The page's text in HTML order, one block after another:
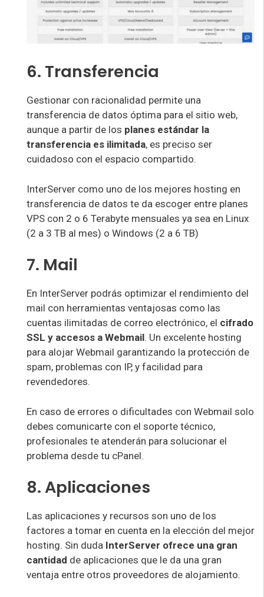
6. Transferencia
Gestionar con racionalidad permite una
transferencia de datos óptima para el sitio web,
aunque a partir de los planes estándar la
transferencia es ilimitada, es preciso ser
cuidadoso con el espacio compartido.
InterServer como uno de los mejores hosting en
transferencia de datos te da escoger entre planes
VPS con 2 o 6 Terabyte mensuales ya sea en Linux
(2 a 3 TB al mes) o Windows (2 a 6 TB)
7. Mail
En InterServer podrás optimizar el rendimiento del
mail con herramientas ventajosas como las
cuentas ilimitadas de correo electrónico, el cifrado
SSL y accesos a Webmail. Un excelente hosting
para alojar Webmail garantizando la protección de
spam, problemas con IP, y facilidad para
revendedores.
En caso de errores o dificultades con Webmail solo
debes comunicarte con el soporte técnico,
profesionales te atenderán para solucionar el
problema desde tu cPanel.
8. Aplicaciones
Las aplicaciones y recursos son uno de los
factores a tomar en cuenta en la elección del mejor
hosting. Sin duda InterServer ofrece una gran
cantidad de aplicaciones que le da una gran
ventaja entre otros proveedores de alojamiento.